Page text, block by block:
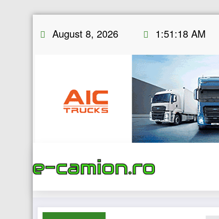
August 8, 2026 1:51:19 AM